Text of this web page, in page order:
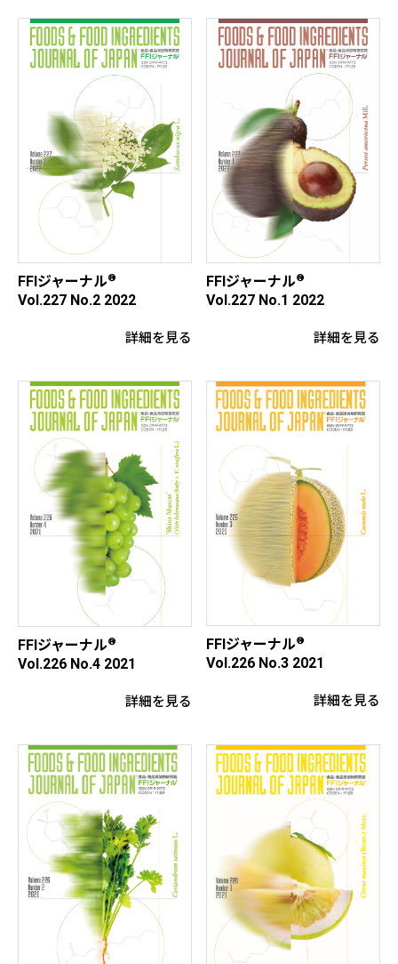
FFIジャーナル®
Vol.227 No.2 2022
詳細を見る
FFIジャーナル®
Vol.227 No.1 2022
詳細を見る
FFIジャーナル®
Vol.226 No.4 2021
詳細を見る
FFIジャーナル®
Vol.226 No.3 2021
詳細を見る